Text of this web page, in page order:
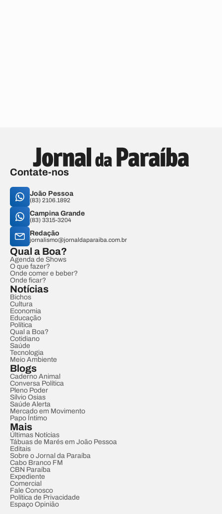
Contate-nos
João Pessoa
(83) 2106.1892
Campina Grande
(83) 3315-3204
Redação
jornalismo@jornaldaparaiba.com.br
Qual a Boa?
Agenda de Shows
O que fazer?
Onde comer e beber?
Onde ficar?
Notícias
Bichos
Cultura
Economia
Educação
Política
Qual a Boa?
Cotidiano
Saúde
Tecnologia
Meio Ambiente
Blogs
Caderno Animal
Conversa Política
Pleno Poder
Sílvio Osias
Saúde Alerta
Mercado em Movimento
Papo Íntimo
Mais
Últimas Notícias
Tábuas de Marés em João Pessoa
Editais
Sobre o Jornal da Paraíba
Cabo Branco FM
CBN Paraíba
Expediente
Comercial
Fale Conosco
Política de Privacidade
Espaço Opinião